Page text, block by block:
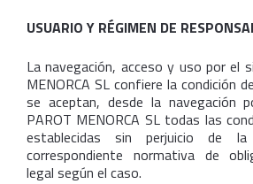
USUARIO Y RÉGIMEN DE
La navegación, acceso y uso por el
MENORCA SL confiere la condición
se aceptan, desde la navegación
PAROT MENORCA SL todas las
establecidas sin perjuicio de
correspondiente normativa de
legal según el caso.